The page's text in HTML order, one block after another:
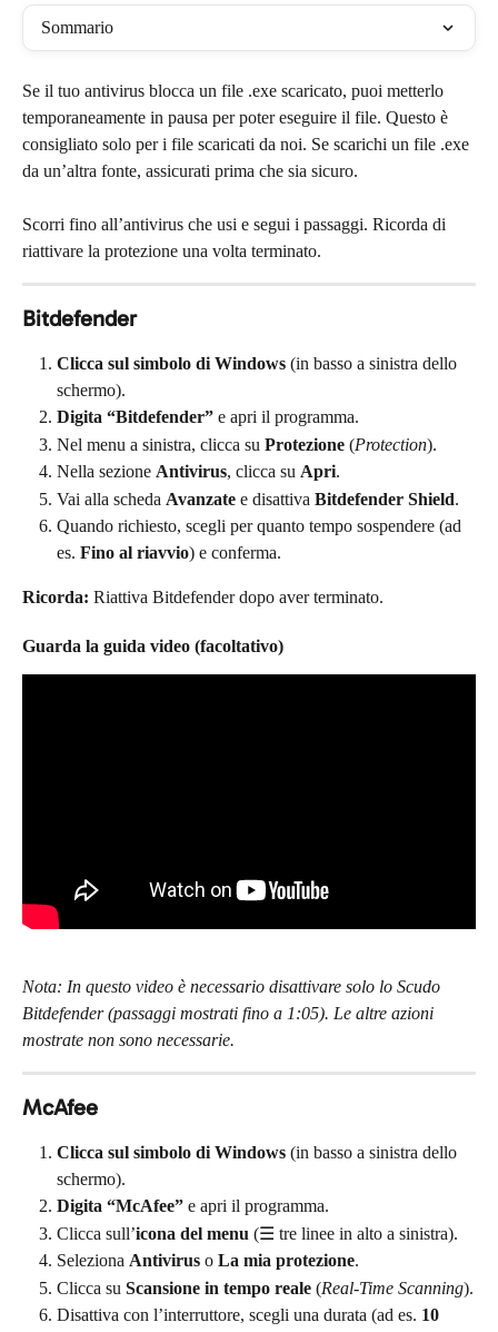
Sommario
Se il tuo antivirus blocca un file .exe scaricato, puoi metterlo
temporaneamente in pausa per poter eseguire il file. Questo è
consigliato solo per i file scaricati da noi. Se scarichi un file .exe
da un’altra fonte, assicurati prima che sia sicuro.
Scorri fino all’antivirus che usi e segui i passaggi. Ricorda di
riattivare la protezione una volta terminato.
Bitdefender
Clicca sul simbolo di Windows (in basso a sinistra dello
schermo).
Digita “Bitdefender” e apri il programma.
Nel menu a sinistra, clicca su Protezione (Protection).
Nella sezione Antivirus, clicca su Apri.
Vai alla scheda Avanzate e disattiva Bitdefender Shield.
Quando richiesto, scegli per quanto tempo sospendere (ad
es. Fino al riavvio) e conferma.
Ricorda: Riattiva Bitdefender dopo aver terminato.
Guarda la guida video (facoltativo)
Nota: In questo video è necessario disattivare solo lo Scudo
Bitdefender (passaggi mostrati fino a 1:05). Le altre azioni
mostrate non sono necessarie.
McAfee
Clicca sul simbolo di Windows (in basso a sinistra dello
schermo).
Digita “McAfee” e apri il programma.
Clicca sull’icona del menu (☰ tre linee in alto a sinistra).
Seleziona Antivirus o La mia protezione.
Clicca su Scansione in tempo reale (Real-Time Scanning).
Disattiva con l’interruttore, scegli una durata (ad es. 10